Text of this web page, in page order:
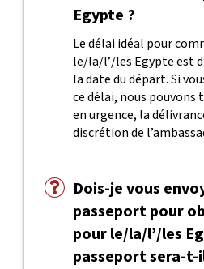
Egypte ?
Le délai idéal pour
le/la/l’/les Egypte est
la date du départ. Si
ce délai, nous
en urgence, la
discrétion de
Dois-je vous
passeport pour
pour le/la/l’/les
passeport sera-t-